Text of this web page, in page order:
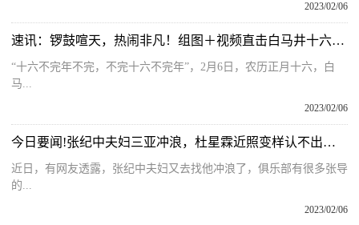
2023/02/06
速讯：锣鼓喧天，热闹非凡！组图＋视频直击白马井十六拜年日现场
“十六不完年不完，不完十六不完年”，2月6日，农历正月十六，白
马...
2023/02/06
今日要闻!张纪中夫妇三亚冲浪，杜星霖近照变样认不出，扎80块麻花辫遭吐槽
近日，有网友透露，张纪中夫妇又去找他冲浪了，俱乐部有很多张导
的...
2023/02/06